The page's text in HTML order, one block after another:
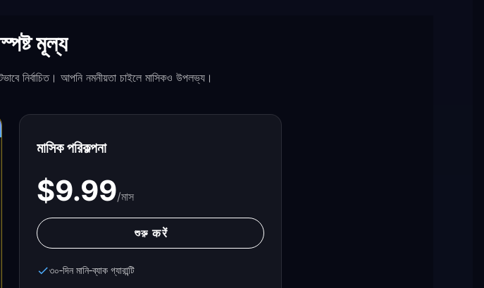
মূল্য
নির্বাচিত। আপনি নমনীয়তা চাইলে মাসিকও উপলভ্য।
মাসিক পরিকল্পনা
$9.99/মাস
শুরু करें
৩০‑দিন মানি‑ব্যাক গ্যারান্টি